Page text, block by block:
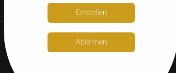
Shop Einstellen
Ablehnen